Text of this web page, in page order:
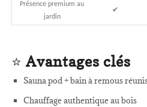
Présence premium au
jardin
✔
⭐Avantages clés
Sauna pod + bain à remous
Chauffage authentique au bois